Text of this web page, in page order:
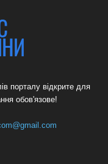
порталу відкрите для
обов'язове!